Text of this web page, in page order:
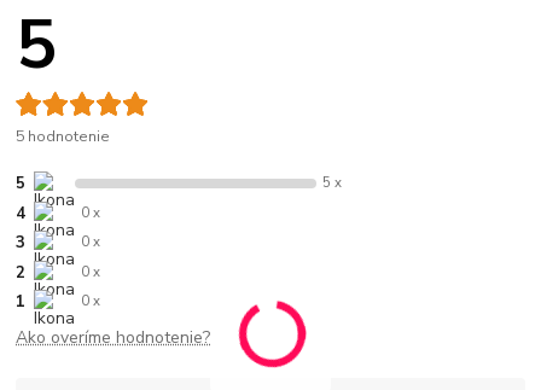
5
5 hodnotenie
5 5 x
4 0 x
3 0 x
2 0 x
1 0 x
Ako overíme hodnotenie?